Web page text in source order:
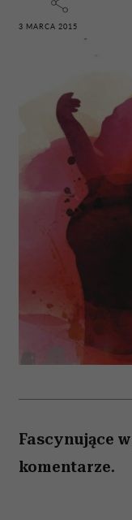
3 MARCA 2015
Fascynujące
komentarze.